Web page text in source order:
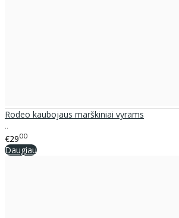
Rodeo kaubojaus marškiniai vyrams
..
€2900
Daugiau